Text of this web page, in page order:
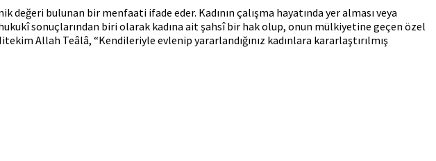
bulunan bir menfaati ifade eder. Kadının çalışma hayatında yer alması veya
sonuçlarından biri olarak kadına ait şahsî bir hak olup, onun mülkiyetine geçen özel
Allah Teâlâ, “Kendileriyle evlenip yararlandığınız kadınlara kararlaştırılmış